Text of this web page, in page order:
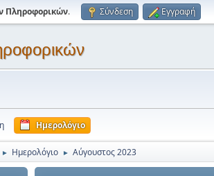
Πληροφορικών. Σύνδεση Εγγραφή
Ημερολόγιο
► Ημερολόγιο ► Αύγουστος 2023